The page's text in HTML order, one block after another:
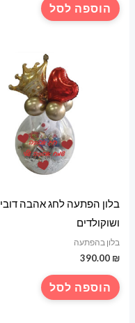
הוספה לסל
בלון הפתעה לחג אהבה דובי
ושוקולדים
בלון בהפתעה
390.00 ₪
הוספה לסל